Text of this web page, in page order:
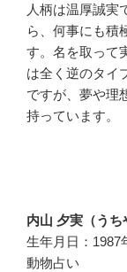
人柄は温厚誠実
ら、何事にも積
す。名を取って
は全く逆のタイ
ですが、夢や理
持っています。
内山 夕実（うち
生年月日：1987
動物占い